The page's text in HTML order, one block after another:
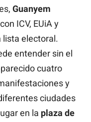
Guanyem
ICV, EUiA y
lista electoral.
entender sin el
cuatro
y
ciudades
en la plaza de